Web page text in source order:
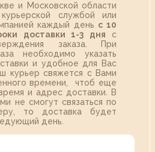
и Московской области
службой или
каждый день с 10
доставки 1-3 дня с
заказа. При
необходимо указать
и удобное для Вас
курьер свяжется с Вами
времени, чтоб еще
и адрес доставки. В
не смогут связаться по
то доставка будет
день.